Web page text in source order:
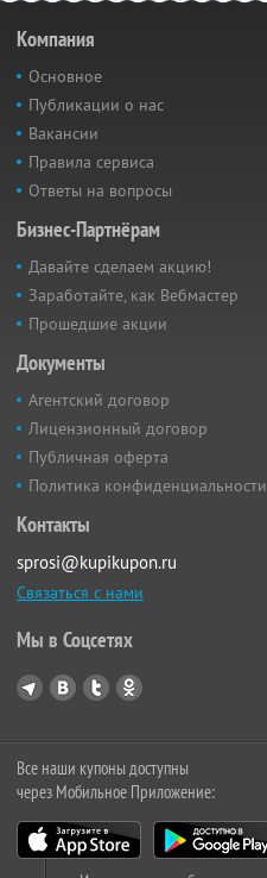
Компания
Основное
Публикации о нас
Вакансии
Правила сервиса
Ответы на вопросы
Бизнес-Партнёрам
Давайте сделаем акцию!
Заработайте, как Вебмастер
Прошедшие акции
Документы
Агентский договор
Лицензионный договор
Публичная оферта
Политика конфиденциальности
Контакты
sprosi@kupikupon.ru
Связаться с нами
Мы в Соцсетях
Все наши купоны доступны
через Мобильное Приложение: